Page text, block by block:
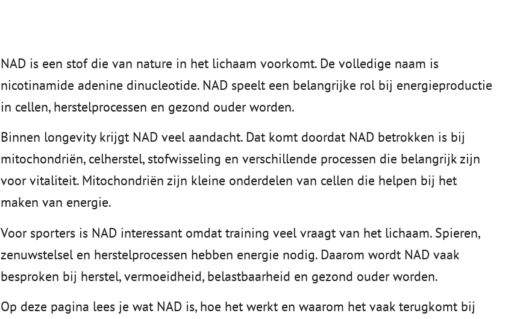
NAD is een stof die van nature in het lichaam voorkomt. De volledige naam is
nicotinamide adenine dinucleotide. NAD speelt een belangrijke rol bij energieproductie
in cellen, herstelprocessen en gezond ouder worden.
Binnen longevity krijgt NAD veel aandacht. Dat komt doordat NAD betrokken is bij
mitochondriën, celherstel, stofwisseling en verschillende processen die belangrijk zijn
voor vitaliteit. Mitochondriën zijn kleine onderdelen van cellen die helpen bij het
maken van energie.
Voor sporters is NAD interessant omdat training veel vraagt van het lichaam. Spieren,
zenuwstelsel en herstelprocessen hebben energie nodig. Daarom wordt NAD vaak
besproken bij herstel, vermoeidheid, belastbaarheid en gezond ouder worden.
Op deze pagina lees je wat NAD is, hoe het werkt en waarom het vaak terugkomt bij